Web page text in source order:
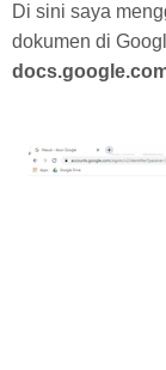
Di sini saya
dokumen di